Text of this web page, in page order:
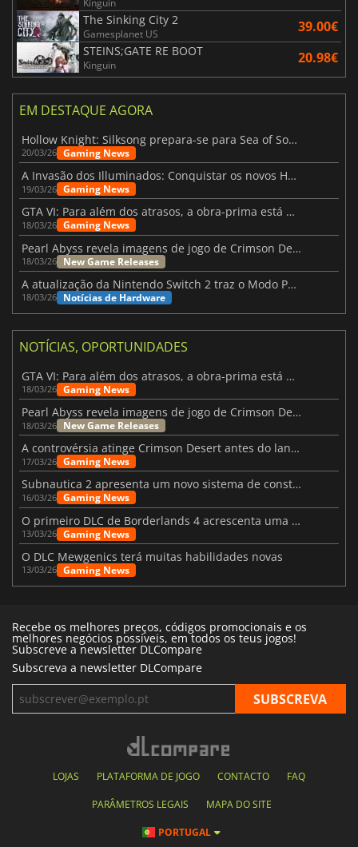
Kinguin
The Sinking City 2
Gamesplanet US 39.00€
STEINS;GATE RE BOOT
Kinguin 20.98€
EM DESTAQUE AGORA
Hollow Knight: Silksong prepara-se para Sea of Sorrow com um patch
20/03/26 Gaming News
A Invasão dos Illuminados: Conquistar os novos Helldivers 2 Atualização!
19/03/26 Gaming News
GTA VI: Para além dos atrasos, a obra-prima está quase a chegar
18/03/26 Gaming News
Pearl Abyss revela imagens de jogo de Crimson Desert para a PS5
18/03/26 New Game Releases
A atualização da Nintendo Switch 2 traz o Modo Portátil aos jogos mais antigos da Switch
18/03/26 Notícias de Hardware
NOTÍCIAS, OPORTUNIDADES
GTA VI: Para além dos atrasos, a obra-prima está quase a chegar
18/03/26 Gaming News
Pearl Abyss revela imagens de jogo de Crimson Desert para a PS5
18/03/26 New Game Releases
A controvérsia atinge Crimson Desert antes do lançamento
17/03/26 Gaming News
Subnautica 2 apresenta um novo sistema de construção de bases
16/03/26 Gaming News
O primeiro DLC de Borderlands 4 acrescenta uma nova personagem e muito mais
13/03/26 Gaming News
O DLC Mewgenics terá muitas habilidades novas
13/03/26 Gaming News
Recebe os melhores preços, códigos promocionais e os
melhores negócios possíveis, em todos os teus jogos!
Subscreve a newsletter DLCompare
Subscreva a newsletter DLCompare
LOJAS PLATAFORMA DE JOGO CONTACTO FAQ
PARÂMETROS LEGAIS MAPA DO SITE
PORTUGAL